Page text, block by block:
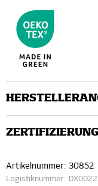
Artikelnummer: 30852
Logistiknummer: